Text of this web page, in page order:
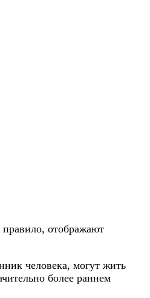
правило, отображают
человека, могут жить
более раннем